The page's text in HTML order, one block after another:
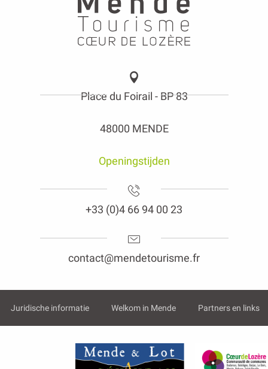
Place du Foirail - BP 83
48000 MENDE
Openingstijden
+33 (0)4 66 94 00 23
contact@mendetourisme.fr
Juridische informatie Welkom in Mende Partners en links